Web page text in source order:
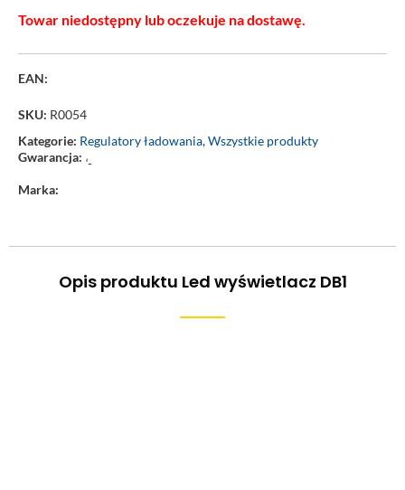
Towar niedostępny lub oczekuje na dostawę.
EAN:
SKU: R0054
Kategorie: Regulatory ładowania,Wszystkie produkty
Gwarancja: ‘-
Marka:
Opis produktu Led wyświetlacz DB1